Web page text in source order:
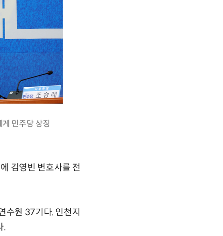
민주당 상징
김영빈 변호사를 전
수원 37기다. 인천지
.